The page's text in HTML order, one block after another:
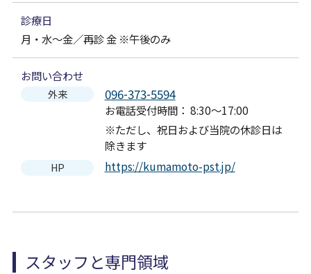
診療日
月・水～金／再診 金 ※午後のみ
お問い合わせ
外来 096-373-5594
お電話受付時間： 8:30～17:00
※ただし、祝日および当院の休診日は
除きます
HP https://kumamoto-pst.jp/
スタッフと専門領域